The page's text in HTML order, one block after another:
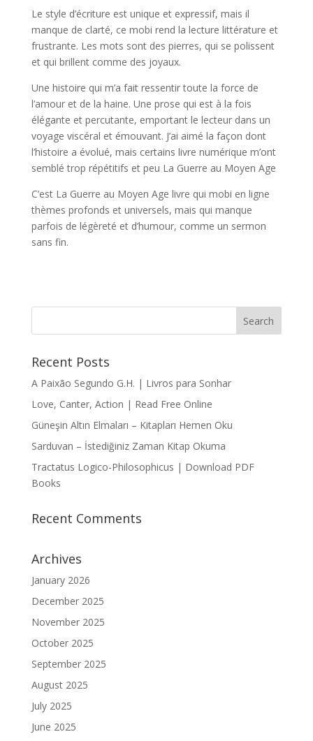
Le style d’écriture est unique et expressif, mais il
manque de clarté, ce mobi rend la lecture littérature et
frustrante. Les mots sont des pierres, qui se polissent
et qui brillent comme des joyaux.
Une histoire qui m’a fait ressentir toute la force de
l’amour et de la haine. Une prose qui est à la fois
élégante et percutante, emportant le lecteur dans un
voyage viscéral et émouvant. J’ai aimé la façon dont
l’histoire a évolué, mais certains livre numérique m’ont
semblé trop répétitifs et peu La Guerre au Moyen Age
C’est La Guerre au Moyen Age livre qui mobi en ligne
thèmes profonds et universels, mais qui manque
parfois de légèreté et d’humour, comme un sermon
sans fin.
Recent Posts
A Paixão Segundo G.H. | Livros para Sonhar
Love, Canter, Action | Read Free Online
Güneşin Altın Elmaları – Kitapları Hemen Oku
Sarduvan – İstediğiniz Zaman Kitap Okuma
Tractatus Logico-Philosophicus | Download PDF
Books
Recent Comments
Archives
January 2026
December 2025
November 2025
October 2025
September 2025
August 2025
July 2025
June 2025